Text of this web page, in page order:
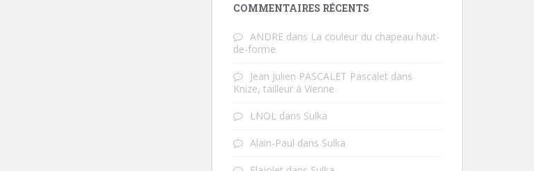
COMMENTAIRES RÉCENTS
ANDRE dans La couleur du chapeau haut-
de-forme
Jean Julien PASCALET Pascalet dans
Knize, tailleur à Vienne
LNOL dans Sulka
Alain-Paul dans Sulka